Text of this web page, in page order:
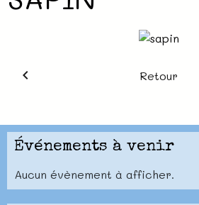
Retour
Événements à venir
Aucun évènement à afficher.